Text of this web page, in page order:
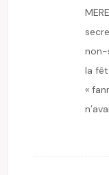
non-
la
«